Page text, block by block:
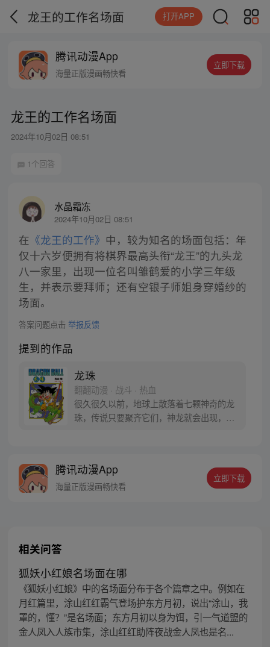
龙王的工作名场面 打开APP
腾讯动漫App
海量正版漫画畅快看
立即下载
龙王的工作名场面
2024年10月02日 08:51
1个回答
水晶霜冻
2024年10月02日 08:51
在 《龙王的工作》 中，较为知名的场面包括：年
仅十六岁便拥有将棋界最高头衔“龙王”的九头龙
八一家里，出现一位名叫雏鹤爱的小学三年级
生，并表示要拜师；还有空银子师姐身穿婚纱的
场面。
答案问题点击 举报反馈
提到的作品
龙珠
翻翻动漫 · 战斗 · 热血
很久很久以前，地球上散落着七颗神奇的龙
珠，传说只要聚齐它们，神龙就会出现，并
腾讯动漫App
海量正版漫画畅快看
立即下载
相关问答
狐妖小红娘名场面在哪
《狐妖小红娘》中的名场面分布于各个篇章之中。例如在
月红篇里，涂山红红霸气登场护东方月初，说出“涂山，我
罩的，懂？”是名场面；东方月初以身为饵，引一气道盟的
金人凤入人族市集，涂山红红助阵夜战金人凤也是名...